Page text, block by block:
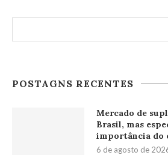
POSTAGNS RECENTES
Mercado de
Brasil, mas
importância do
6 de agosto de